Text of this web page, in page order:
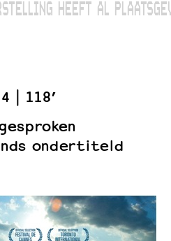
HEEFT AL
118’
ondertiteld